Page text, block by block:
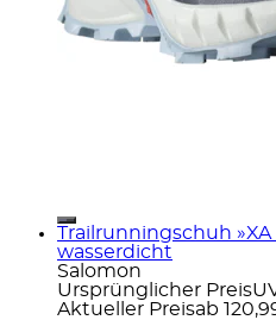
Trailrunningschuh »XA
wasserdicht
Salomon
Ursprünglicher Preis
Aktueller Preisab